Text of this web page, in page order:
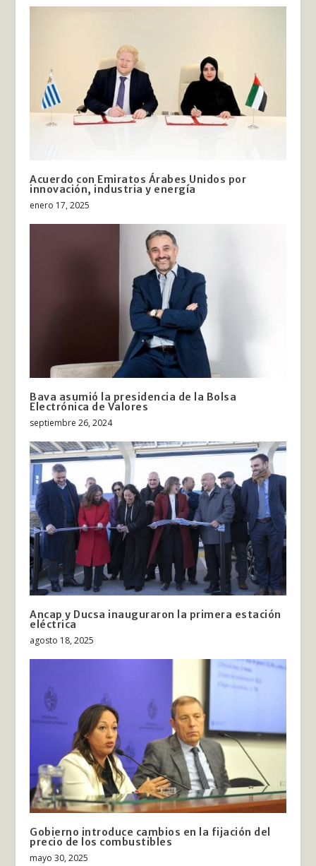
Acuerdo con Emiratos Árabes Unidos por
innovación, industria y energía
enero 17, 2025
Bava asumió la presidencia de la Bolsa
Electrónica de Valores
septiembre 26, 2024
Ancap y Ducsa inauguraron la primera estación
eléctrica
agosto 18, 2025
Gobierno introduce cambios en la fijación del
precio de los combustibles
mayo 30, 2025